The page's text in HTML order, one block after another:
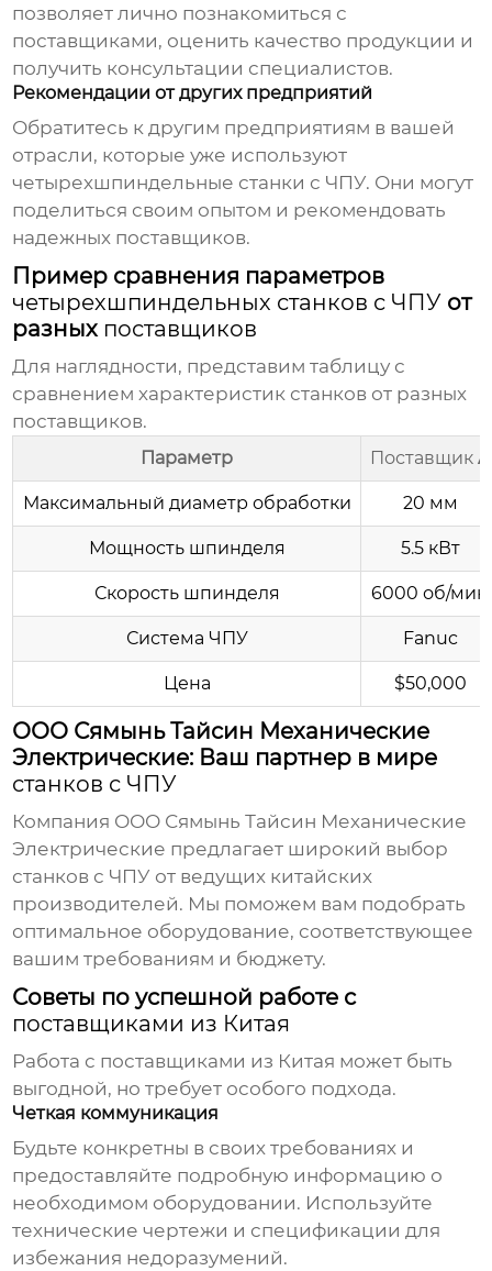
позволяет лично познакомиться с
поставщиками, оценить качество продукции и
получить консультации специалистов.
Рекомендации от других предприятий
Обратитесь к другим предприятиям в вашей
отрасли, которые уже используют
четырехшпиндельные станки с ЧПУ. Они могут
поделиться своим опытом и рекомендовать
надежных поставщиков.
Пример сравнения параметров
четырехшпиндельных станков с ЧПУ от
разных поставщиков
Для наглядности, представим таблицу с
сравнением характеристик станков от разных
поставщиков.
Параметр Поставщик A
Максимальный диаметр обработки 20 мм
Мощность шпинделя 5.5 кВт
Скорость шпинделя 6000 об/мин
Система ЧПУ Fanuc
Цена $50,000
ООО Сямынь Тайсин Механические
Электрические: Ваш партнер в мире
станков с ЧПУ
Компания ООО Сямынь Тайсин Механические
Электрические предлагает широкий выбор
станков с ЧПУ от ведущих китайских
производителей. Мы поможем вам подобрать
оптимальное оборудование, соответствующее
вашим требованиям и бюджету.
Советы по успешной работе с
поставщиками из Китая
Работа с поставщиками из Китая может быть
выгодной, но требует особого подхода.
Четкая коммуникация
Будьте конкретны в своих требованиях и
предоставляйте подробную информацию о
необходимом оборудовании. Используйте
технические чертежи и спецификации для
избежания недоразумений.